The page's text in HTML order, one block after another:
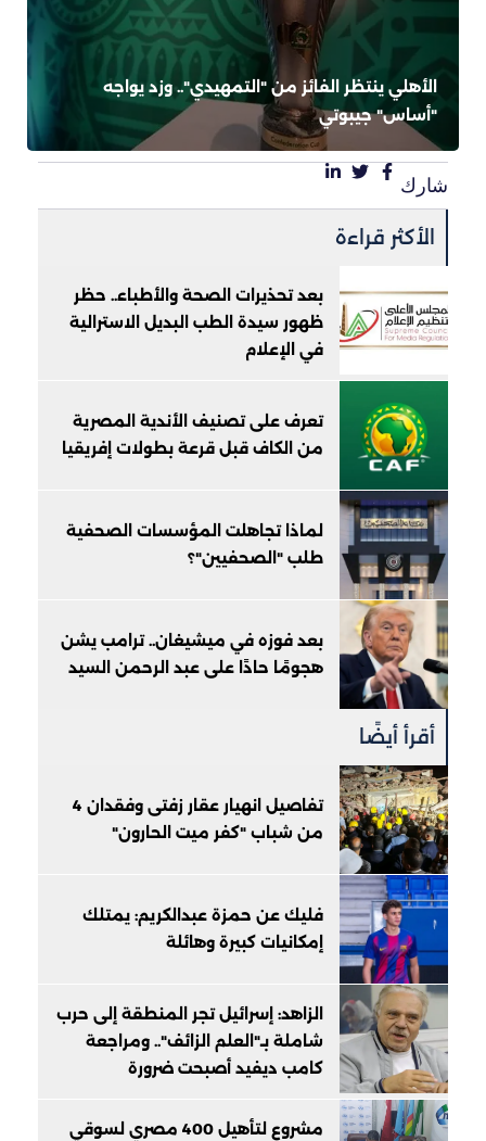
الأهلي ينتظر الفائز من "التمهيدي".. وزد يواجه
"أساس" جيبوتي
شارك
الأكثر قراءة
بعد تحذيرات الصحة والأطباء.. حظر
ظهور سيدة الطب البديل الاسترالية
في الإعلام
تعرف على تصنيف الأندية المصرية
من الكاف قبل قرعة بطولات إفريقيا
لماذا تجاهلت المؤسسات الصحفية
طلب "الصحفيين"؟
بعد فوزه في ميشيغان.. ترامب يشن
هجومًا حادًا على عبد الرحمن السيد
أقرأ أيضًا
تفاصيل انهيار عقار زفتى وفقدان 4
من شباب "كفر ميت الحارون"
فليك عن حمزة عبدالكريم: يمتلك
إمكانيات كبيرة وهائلة
الزاهد: إسرائيل تجر المنطقة إلى حرب
شاملة بـ"العلم الزائف".. ومراجعة
كامب ديفيد أصبحت ضرورة
مشروع لتأهيل 400 مصري لسوقي